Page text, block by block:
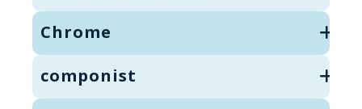
Chrome
componist